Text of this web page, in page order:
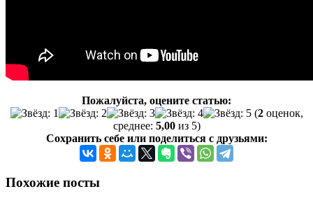
Пожалуйста, оцените статью:
(2оценок,
среднее: 5,00из 5)
Сохранить себе или поделиться с друзьями:
Похожие посты